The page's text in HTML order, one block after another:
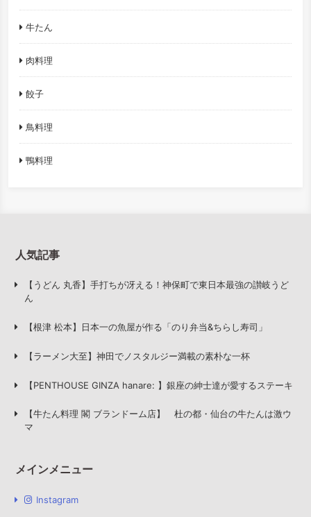
牛たん
肉料理
餃子
鳥料理
鴨料理
人気記事
【うどん 丸香】手打ちが冴える！神保町で東日本最強の讃岐うど
ん
【根津 松本】日本一の魚屋が作る「のり弁当&ちらし寿司」
【ラーメン大至】神田でノスタルジー満載の素朴な一杯
【PENTHOUSE GINZA hanare: 】銀座の紳士達が愛するステーキ
【牛たん料理 閣 ブランドーム店】 杜の都・仙台の牛たんは激ウ
マ
メインメニュー
Instagram